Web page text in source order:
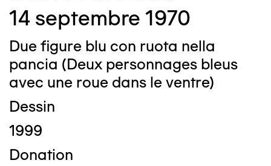
14 septembre 1970
Due figure blu con ruota nella
pancia (Deux personnages bleus
avec une roue dans le ventre)
Dessin
1999
Donation